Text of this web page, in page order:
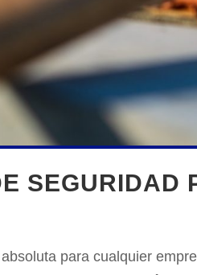
SEGURIDAD
para cualquier